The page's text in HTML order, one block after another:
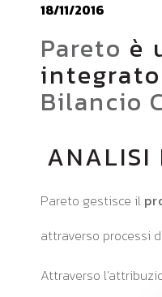
18/11/2016
Pareto è
Bilancio
ANALISI
Pareto gestisce il
attraverso processi
Attraverso